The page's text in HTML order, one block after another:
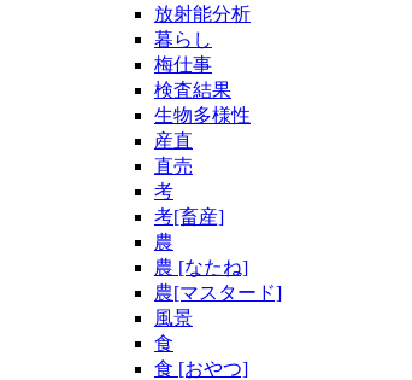
放射能分析
暮らし
梅仕事
検査結果
生物多様性
産直
直売
考
考[畜産]
農
農 [なたね]
農[マスタード]
風景
食
食 [おやつ]